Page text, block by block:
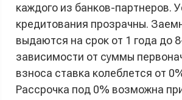
каждого из банков-партнеров.
кредитования прозрачны.
выдаются на срок от 1 года до
зависимости от суммы
взноса ставка колеблется от
Рассрочка под 0% возможна